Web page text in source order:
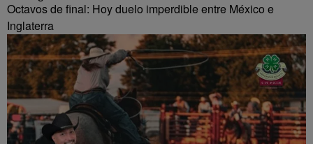
Octavos de final: Hoy duelo imperdible entre México e
Inglaterra